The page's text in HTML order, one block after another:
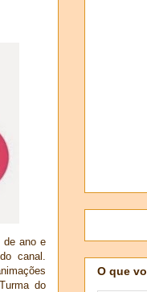
de ano e
canal.
do
O que